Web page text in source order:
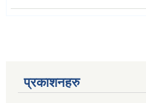
प्रकाशनहरु